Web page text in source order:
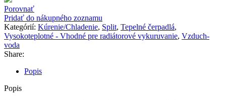
HT
W
16kW
set,
vykurovanie/chladenie,
hydro-
split
Porovnať
Pridať do nákupného zoznamu
Kategórií: Kúrenie/Chladenie, Split, Tepelné čerpadlá,
Vysokoteplotné - Vhodné pre radiátorové vykuruvanie, Vzduch-
voda
Share:
Popis
Popis